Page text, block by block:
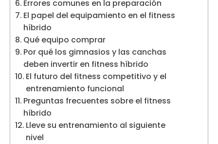
Errores comunes en la preparación
El papel del equipamiento en el fitness
híbrido
Qué equipo comprar
Por qué los gimnasios y las canchas
deben invertir en fitness híbrido
El futuro del fitness competitivo y el
entrenamiento funcional
Preguntas frecuentes sobre el fitness
híbrido
Lleve su entrenamiento al siguiente
nivel